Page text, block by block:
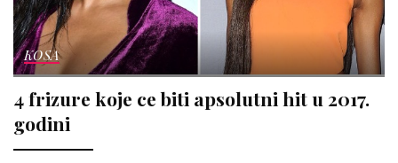
KOSA
4 frizure koje ce biti apsolutni hit u 2017.
godini